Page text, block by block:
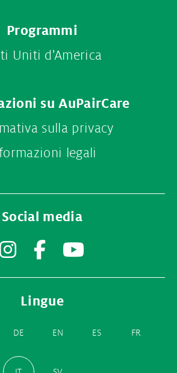
Programmi
Uniti d'America
su AuPairCare
sulla privacy
legali
Social media
Instagram
Facebook
YouTube
Lingue
DE EN ES FR